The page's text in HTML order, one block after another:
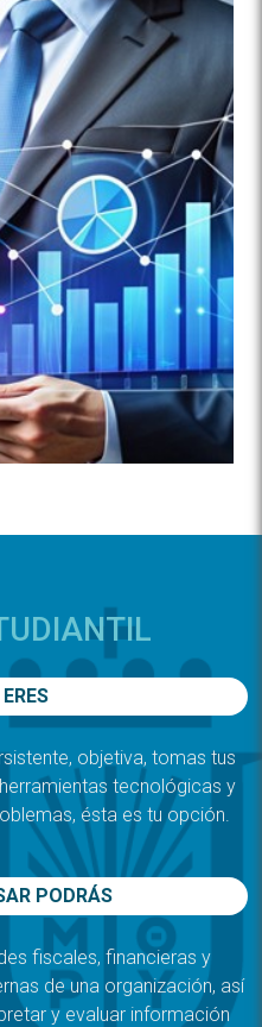
objetiva, tomas tus
tecnológicas y
ésta es tu opción.
PODRÁS
fiscales, financieras y
de una organización, así
y evaluar información